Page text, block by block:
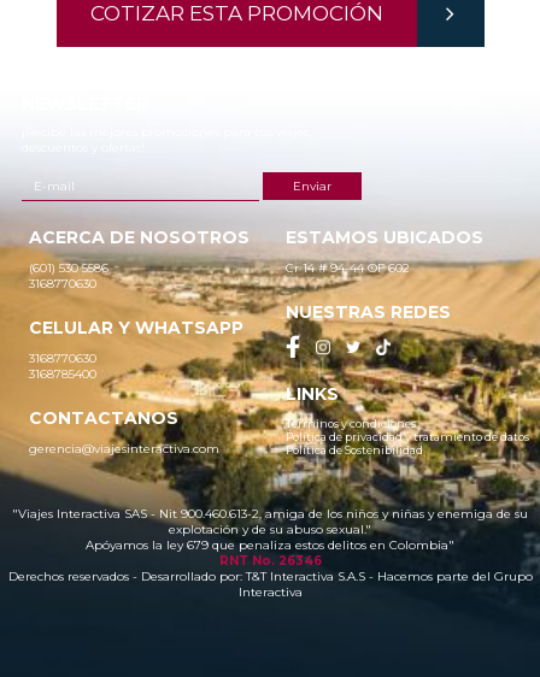
COTIZAR ESTA PROMOCIÓN
ACERCA DE NOSOTROS
(601) 530 5586
3168770630
CELULAR Y WHATSAPP
3168770630
3168785400
CONTACTANOS
gerencia@viajesinteractiva.com
ESTAMOS UBICADOS
Cr 14 # 94-44 OF 602
NUESTRAS REDES
LINKS
Términos y condiciones
Política de privacidad y tratamiento de datos
Política de Sostenibilidad
"Viajes Interactiva SAS - Nit 900.460.613-2, amiga de los niños y niñas y enemiga de su
explotación y de su abuso sexual."
Apóyamos la ley 679 que penaliza estos delitos en Colombia"
RNT No. 26346
Derechos reservados - Desarrollado por:T&T Interactiva S.A.S- Hacemos parte del Grupo
Interactiva